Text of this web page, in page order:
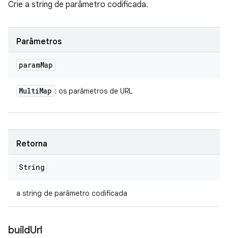
Crie a string de parâmetro codificada.
Parâmetros
paramMap
MultiMap : os parâmetros de URL
Retorna
String
a string de parâmetro codificada
buildUrl